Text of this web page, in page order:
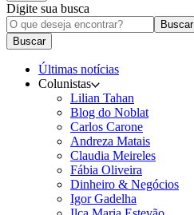
Digite sua busca
Buscar
Buscar
Últimas notícias
Colunistas
Lilian Tahan
Blog do Noblat
Carlos Carone
Andreza Matais
Claudia Meireles
Fábia Oliveira
Dinheiro & Negócios
Igor Gadelha